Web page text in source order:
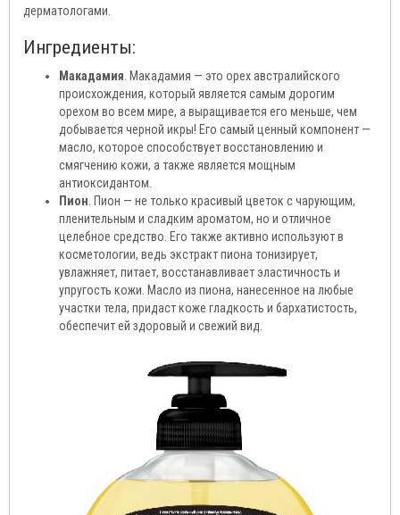
дерматологами.
Ингредиенты:
Макадамия . Макадамия — это орех австралийского
происхождения, который является самым дорогим
орехом во всем мире, а выращивается его меньше, чем
добывается черной икры! Его самый ценный компонент —
масло, которое способствует восстановлению и
смягчению кожи, а также является мощным
антиоксидантом.
Пион . Пион — не только красивый цветок с чарующим,
пленительным и сладким ароматом, но и отличное
целебное средство. Его также активно используют в
косметологии, ведь экстракт пиона тонизирует,
увлажняет, питает, восстанавливает эластичность и
упругость кожи. Масло из пиона, нанесенное на любые
участки тела, придаст коже гладкость и бархатистость,
обеспечит ей здоровый и свежий вид.